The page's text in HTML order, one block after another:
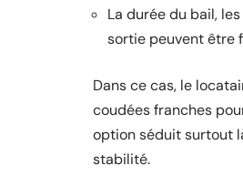
La durée du bail,
sortie peuvent être
Dans ce cas, le
coudées franches
option séduit surtout
stabilité.